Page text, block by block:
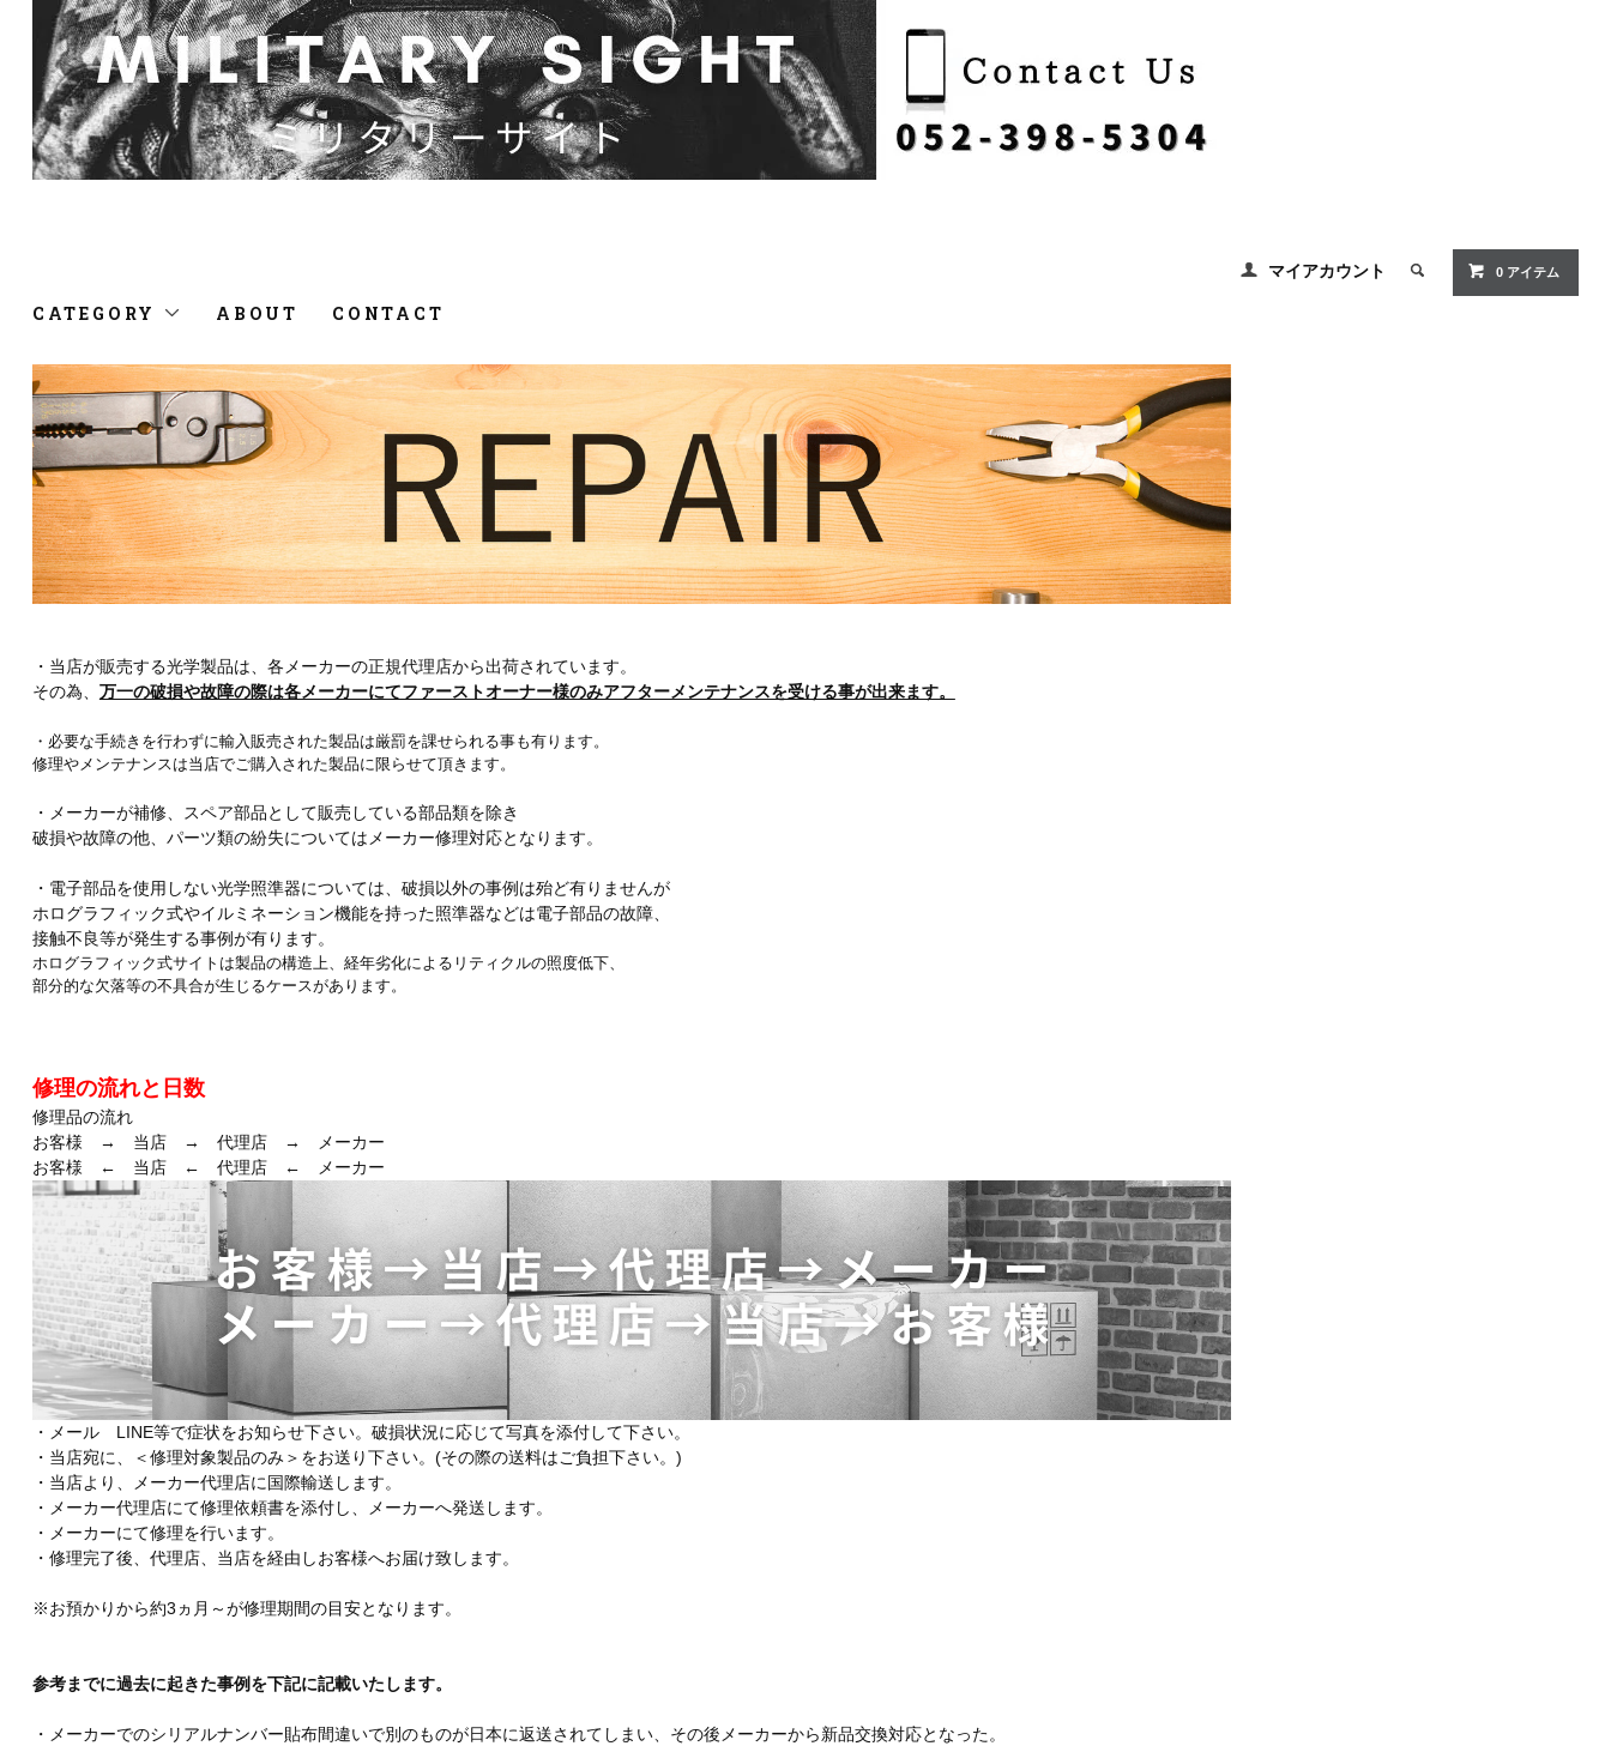
マイアカウント 0 アイテム
CATEGORY ABOUT CONTACT
・当店が販売する光学製品は、各メーカーの正規代理店から出荷されています。
その為、 万一の破損や故障の際は各メーカーにてファーストオーナー様のみアフターメンテナンスを受ける事が出来ます。
・必要な手続きを行わずに輸入販売された製品は厳罰を課せられる事も有ります。
修理やメンテナンスは当店でご購入された製品に限らせて頂きます。
・メーカーが補修、スペア部品として販売している部品類を除き
破損や故障の他、パーツ類の紛失についてはメーカー修理対応となります。
・電子部品を使用しない光学照準器については、破損以外の事例は殆ど有りませんが
ホログラフィック式やイルミネーション機能を持った照準器などは電子部品の故障、
接触不良等が発生する事例が有ります。
ホログラフィック式サイトは製品の構造上、経年劣化によるリティクルの照度低下、
部分的な欠落等の不具合が生じるケースがあります。
修理の流れと日数
修理品の流れ
お客様 → 当店 → 代理店 → メーカー
お客様 ← 当店 ← 代理店 ← メーカー
・メール LINE等で症状をお知らせ下さい。破損状況に応じて写真を添付して下さい。
・当店宛に、＜修理対象製品のみ＞をお送り下さい。(その際の送料はご負担下さい。)
・当店より、メーカー代理店に国際輸送します。
・メーカー代理店にて修理依頼書を添付し、メーカーへ発送します。
・メーカーにて修理を行います。
・修理完了後、代理店、当店を経由しお客様へお届け致します。
※お預かりから約3ヵ月～が修理期間の目安となります。
参考までに過去に起きた事例を下記に記載いたします。
・メーカーでのシリアルナンバー貼布間違いで別のものが日本に返送されてしまい、その後メーカーから新品交換対応となった。